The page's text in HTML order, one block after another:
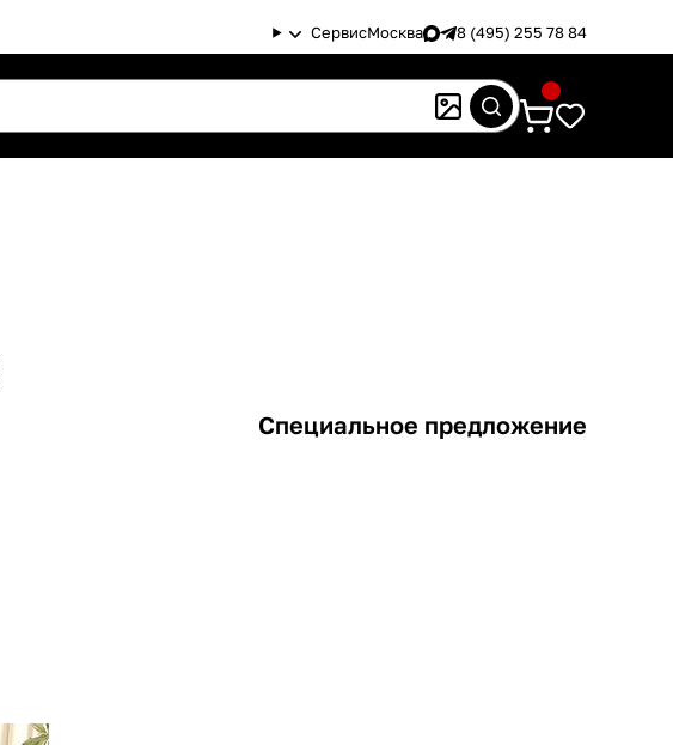
СервисМосква 8 (495) 255 78 84
Специальное предложение